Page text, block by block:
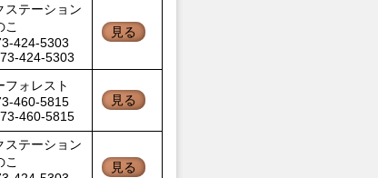
ステーション
こ
424-5303
424-5303
見る
フォレスト
460-5815
460-5815
見る
ステーション
こ
見る